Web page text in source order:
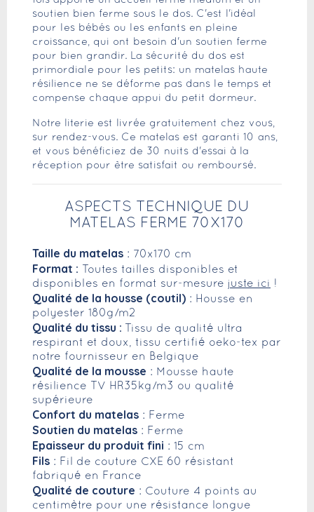
soutien bien ferme sous le dos. C'est l'idéal
pour les bébés ou les enfants en pleine
croissance, qui ont besoin d'un soutien ferme
pour bien grandir. La sécurité du dos est
primordiale pour les petits: un matelas haute
résilience ne se déforme pas dans le temps et
compense chaque appui du petit dormeur.
Notre literie est livrée gratuitement chez vous,
sur rendez-vous. Ce matelas est garanti 10 ans,
et vous bénéficiez de 30 nuits d'essai à la
réception pour être satisfait ou remboursé.
ASPECTS TECHNIQUE DU
MATELAS FERME 70X170
Taille du matelas : 70x170 cm
Format : Toutes tailles disponibles et
disponibles en format sur-mesure juste ici !
Qualité de la housse (coutil) : Housse en
polyester 180g/m2
Qualité du tissu :
Tissu de qualité ultra
respirant et doux, tissu certifié oeko-tex par
notre fournisseur en Belgique
Qualité de la mousse : Mousse haute
résilience TV HR35kg/m3 ou qualité
supérieure
Confort du matelas : Ferme
Soutien du matelas : Ferme
Epaisseur du produit fini : 15 cm
Fils : Fil de couture CXE 60 résistant
fabriqué en France
Qualité de couture : Couture 4 points au
centimètre pour une résistance longue